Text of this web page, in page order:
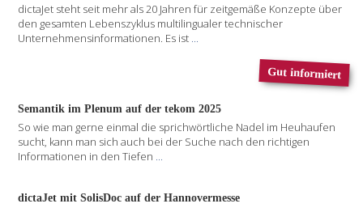
dictaJet steht seit mehr als 20 Jahren für zeitgemäße Konzepte über
den gesamten Lebenszyklus multilingualer technischer
Unternehmensinformationen. Es ist ...
Gut informiert
Semantik im Plenum auf der tekom 2025
So wie man gerne einmal die sprichwörtliche Nadel im Heuhaufen
sucht, kann man sich auch bei der Suche nach den richtigen
Informationen in den Tiefen ...
dictaJet mit SolisDoc auf der Hannovermesse